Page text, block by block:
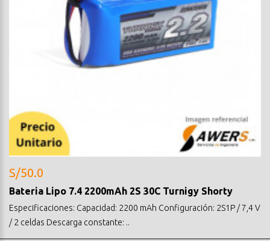
S/50.0
Bateria Lipo 7.4 2200mAh 2S 30C Turnigy Shorty
Especificaciones: Capacidad: 2200 mAh Configuración: 2S1P / 7,4 V
/ 2 celdas Descarga constante: ..